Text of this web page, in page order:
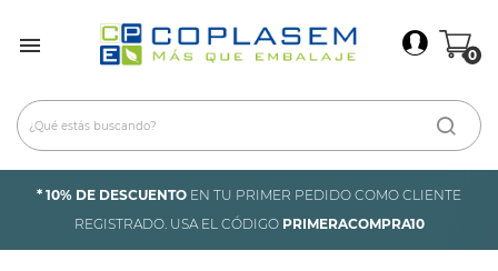
 0
* 10% DE DESCUENTO EN TU PRIMER PEDIDO COMO CLIENTE
REGISTRADO. USA EL CÓDIGO PRIMERACOMPRA10
Iniciar Sesión ×
Cancelar Iniciar sesión